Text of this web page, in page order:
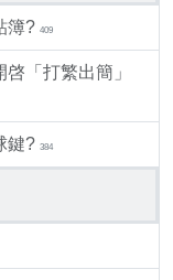
簿? 409
「打繁出簡」
鍵? 384